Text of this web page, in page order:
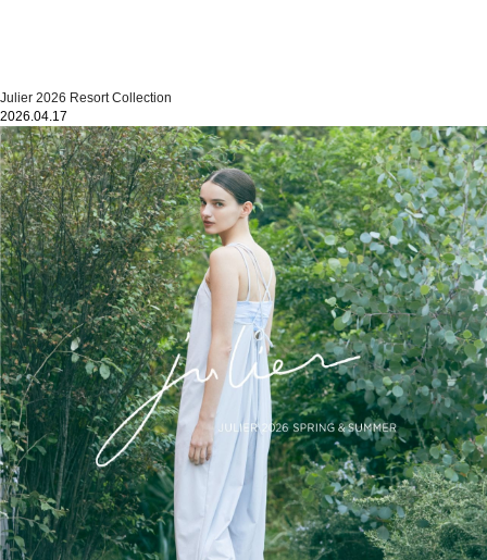
Julier 2026 Resort Collection
2026.04.17